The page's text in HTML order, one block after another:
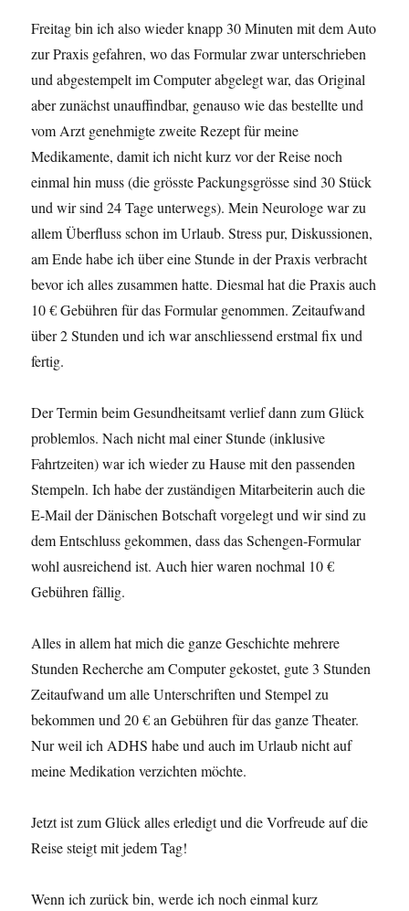
Freitag bin ich also wieder knapp 30 Minuten mit dem Auto
zur Praxis gefahren, wo das Formular zwar unterschrieben
und abgestempelt im Computer abgelegt war, das Original
aber zunächst unauffindbar, genauso wie das bestellte und
vom Arzt genehmigte zweite Rezept für meine
Medikamente, damit ich nicht kurz vor der Reise noch
einmal hin muss (die grösste Packungsgrösse sind 30 Stück
und wir sind 24 Tage unterwegs). Mein Neurologe war zu
allem Überfluss schon im Urlaub. Stress pur, Diskussionen,
am Ende habe ich über eine Stunde in der Praxis verbracht
bevor ich alles zusammen hatte. Diesmal hat die Praxis auch
10 € Gebühren für das Formular genommen. Zeitaufwand
über 2 Stunden und ich war anschliessend erstmal fix und
fertig.
Der Termin beim Gesundheitsamt verlief dann zum Glück
problemlos. Nach nicht mal einer Stunde (inklusive
Fahrtzeiten) war ich wieder zu Hause mit den passenden
Stempeln. Ich habe der zuständigen Mitarbeiterin auch die
E-Mail der Dänischen Botschaft vorgelegt und wir sind zu
dem Entschluss gekommen, dass das Schengen-Formular
wohl ausreichend ist. Auch hier waren nochmal 10 €
Gebühren fällig.
Alles in allem hat mich die ganze Geschichte mehrere
Stunden Recherche am Computer gekostet, gute 3 Stunden
Zeitaufwand um alle Unterschriften und Stempel zu
bekommen und 20 € an Gebühren für das ganze Theater.
Nur weil ich ADHS habe und auch im Urlaub nicht auf
meine Medikation verzichten möchte.
Jetzt ist zum Glück alles erledigt und die Vorfreude auf die
Reise steigt mit jedem Tag!
Wenn ich zurück bin, werde ich noch einmal kurz